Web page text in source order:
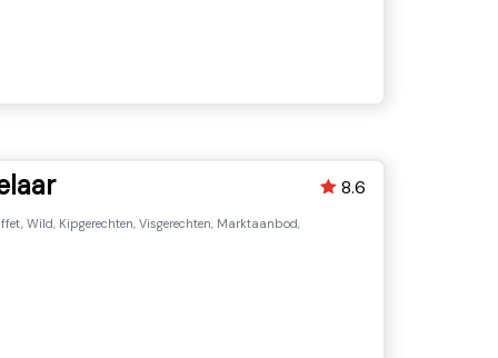
Wild, Kipgerechten, Visgerechten, Marktaanbod,
8.6